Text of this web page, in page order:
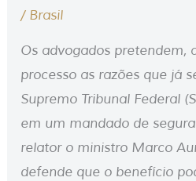
/ Brasil
Os advogados pretendem,
processo as razões que já
Supremo Tribunal Federal
em um mandado de
relator o ministro Marco
defende que o benefício